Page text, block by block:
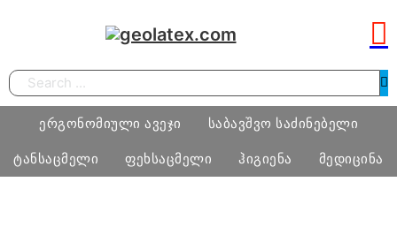
Search
ერგონომიული ავეჯი საბავშვო საძინებელი
ტანსაცმელი ფეხსაცმელი ჰიგიენა მედიცინა